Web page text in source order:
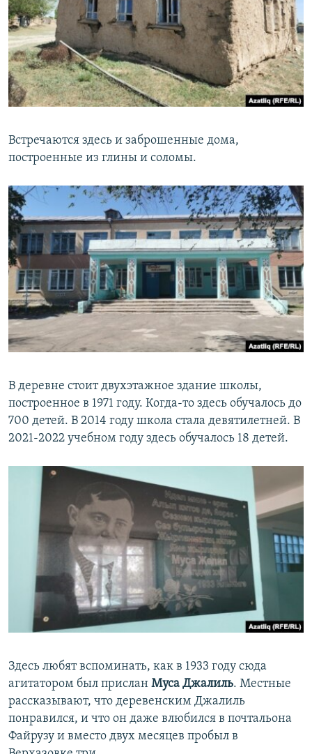
Встречаются здесь и заброшенные дома,
построенные из глины и соломы.
В деревне стоит двухэтажное здание школы,
построенное в 1971 году. Когда-то здесь обучалось до
700 детей. В 2014 году школа стала девятилетней. В
2021-2022 учебном году здесь обучалось 18 детей.
Здесь любят вспоминать, как в 1933 году сюда
агитатором был прислан Муса Джалиль. Местные
рассказывают, что деревенским Джалиль
понравился, и что он даже влюбился в почтальона
Файрузу и вместо двух месяцев пробыл в